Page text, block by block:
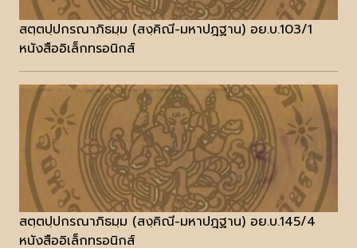
สตฺตปฺปกรณาภิธมฺม (สงฺคิณี-มหาปฎฐาน) อย.บ.103/1
หนังสืออิเล็กทรอนิกส์
สตฺตปฺปกรณาภิธมฺม (สงฺคิณี-มหาปฎฐาน) อย.บ.145/4
หนังสืออิเล็กทรอนิกส์